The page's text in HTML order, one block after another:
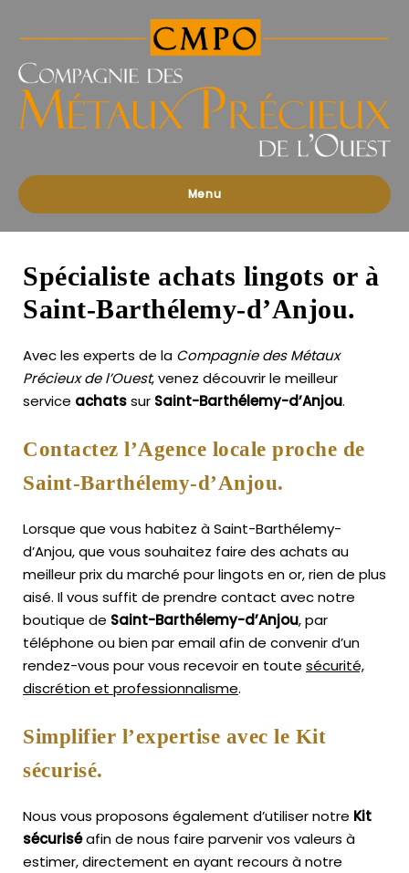
des
Précieux
l'Ouest
Menu
Spécialiste achats lingots or à
Saint-Barthélemy-d’Anjou.
Avec les experts de la Compagnie des Métaux
Précieux de l’Ouest, venez découvrir le meilleur
service achatssur Saint-Barthélemy-d’Anjou.
Contactez l’Agence locale proche de
Saint-Barthélemy-d’Anjou.
Lorsque que vous habitez à Saint-Barthélemy-
d’Anjou, que vous souhaitez faire des achats au
meilleur prix du marché pour lingots en or, rien de plus
aisé. Il vous suffit de prendre contact avec notre
boutique de Saint-Barthélemy-d’Anjou, par
téléphone ou bien par email afin de convenir d’un
rendez-vous pour vous recevoir en toute sécurité,
discrétion et professionnalisme.
Simplifier l’expertise avec le Kit
sécurisé.
Nous vous proposons également d’utiliser notre Kit
sécuriséafin de nous faire parvenir vos valeurs à
estimer, directement en ayant recours à notre